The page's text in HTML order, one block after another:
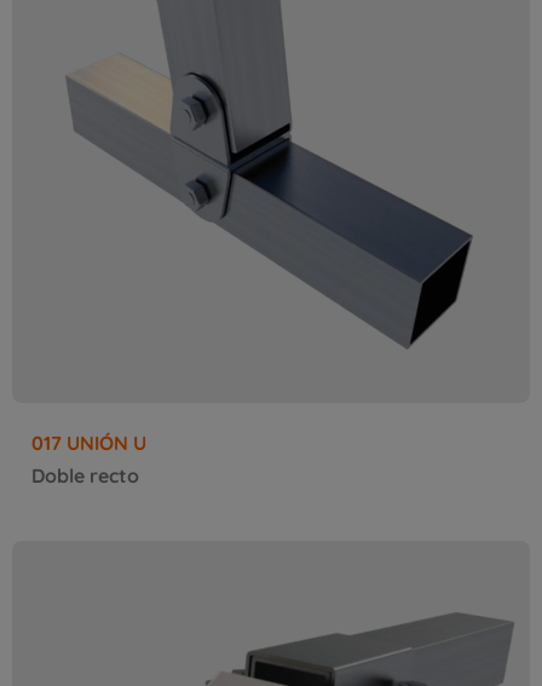
017 UNIÓN U
Doble recto